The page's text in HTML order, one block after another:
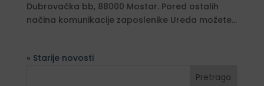
Dubrovačka bb, 88000 Mostar. Pored ostalih
načina komunikacije zaposlenike Ureda možete...
« Older Entries
Pretraga